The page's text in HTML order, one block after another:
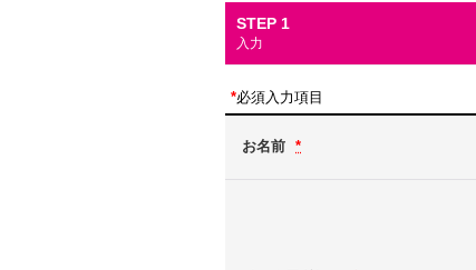
STEP 1
入力
*必須入力項目
お名前 *